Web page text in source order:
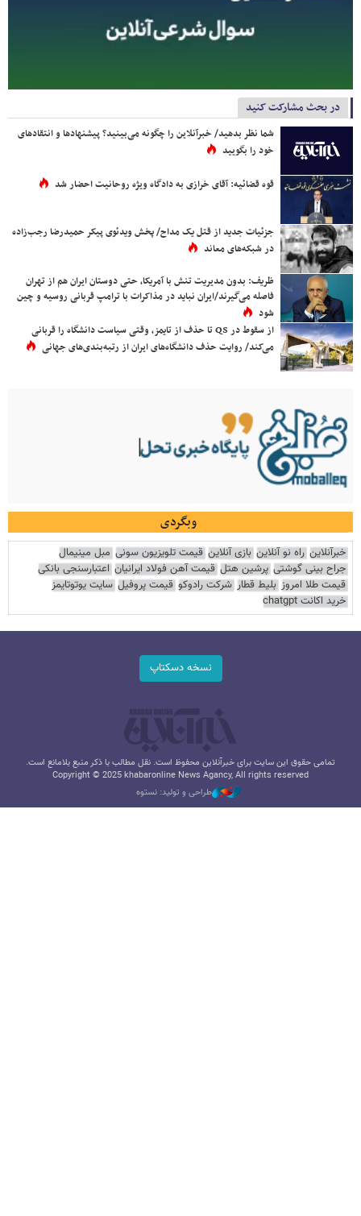
در بحث مشارکت کنید
شما نظر بدهید/ خبرآنلاین را چگونه می‌بینید؟ پیشنهادها و انتقادهای
خود را بگویید
قوه قضائیه: آقای خرازی به دادگاه ویژه روحانیت احضار شد
جزئیات جدید از قتل یک مداح/ پخش ویدئوی پیکر حمیدرضا رجب‌زاده
در شبکه‌های معاند
ظریف: بدون مدیریت تنش با آمریکا، حتی دوستان ایران هم از تهران
فاصله می‌گیرند/ایران نباید در مذاکرات با ترامپ قربانی روسیه و چین
شود
از سقوط در QS تا حذف از تایمز، وقتی سیاست دانشگاه را قربانی
می‌کند/ روایت حذف دانشگاه‌های ایران از رتبه‌بندی‌های جهانی
وبگردی
خبرآنلاین راه نو آنلاین بازی آنلاین قیمت تلویزیون سونی مبل مینیمال
جراح بینی گوشتی پرشین هتل قیمت آهن فولاد ایرانیان اعتبارسنجی بانکی
قیمت طلا امروز بلیط قطار شرکت رادوکو قیمت پروفیل سایت یوتوتایمز
خرید اکانت chatgpt
نسخه دسکتاپ
تمامی حقوق این سایت برای خبرآنلاین محفوظ است. نقل مطالب با ذکر منبع بلامانع است.
Copyright © 2025 khabaronline News Agancy, All rights reserved
طراحی و تولید: نستوه